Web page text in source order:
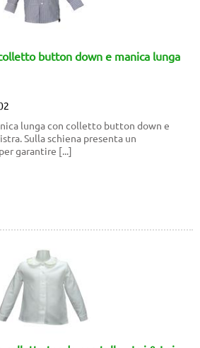
button down e manica lunga
lunga con colletto button down e
Sulla schiena presenta un
garantire [...]